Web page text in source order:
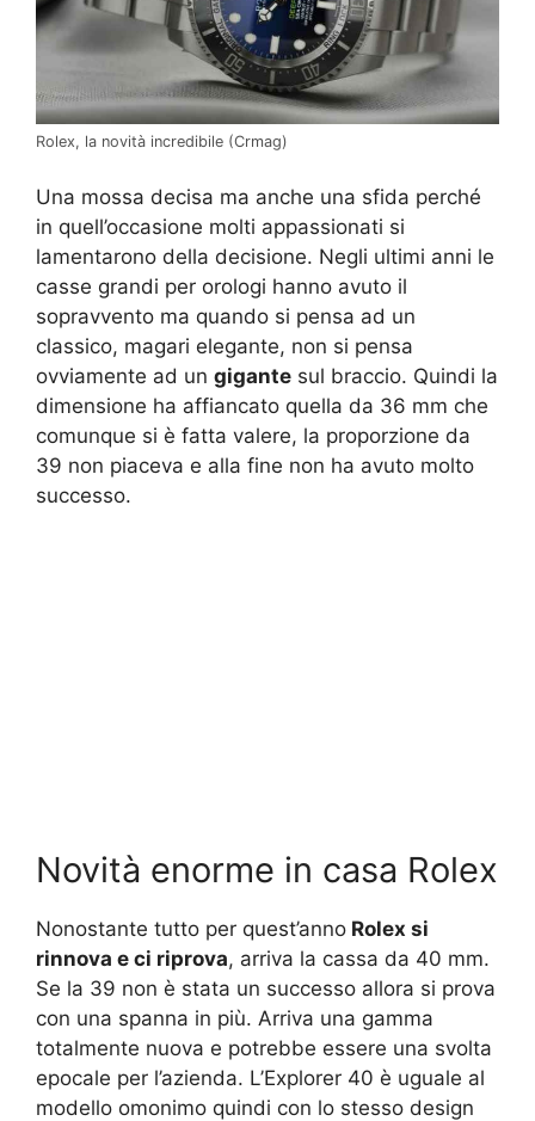
Rolex, la novità incredibile (Crmag)
Una mossa decisa ma anche una sfida perché
in quell’occasione molti appassionati si
lamentarono della decisione. Negli ultimi anni le
casse grandi per orologi hanno avuto il
sopravvento ma quando si pensa ad un
classico, magari elegante, non si pensa
ovviamente ad un gigante sul braccio. Quindi la
dimensione ha affiancato quella da 36 mm che
comunque si è fatta valere, la proporzione da
39 non piaceva e alla fine non ha avuto molto
successo.
Novità enorme in casa Rolex
Nonostante tutto per quest’anno Rolex si
rinnova e ci riprova, arriva la cassa da 40 mm.
Se la 39 non è stata un successo allora si prova
con una spanna in più. Arriva una gamma
totalmente nuova e potrebbe essere una svolta
epocale per l’azienda. L’Explorer 40 è uguale al
modello omonimo quindi con lo stesso design